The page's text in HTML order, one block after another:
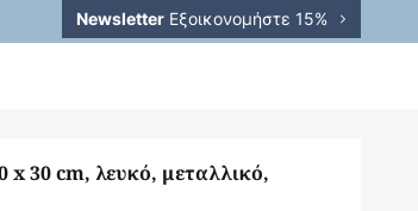
Newsletter Εξοικονομήστε 15%
30 cm, λευκό, μεταλλικό,